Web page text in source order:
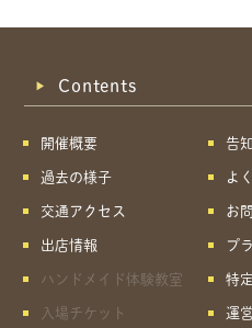
Contents
開催概要
過去の様子
交通アクセス
出店情報
ハンドメイド体験教室
入場チケット
告
よ
お
プ
特
運